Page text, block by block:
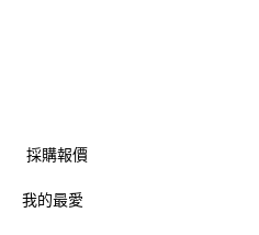
採購報價
我的最愛